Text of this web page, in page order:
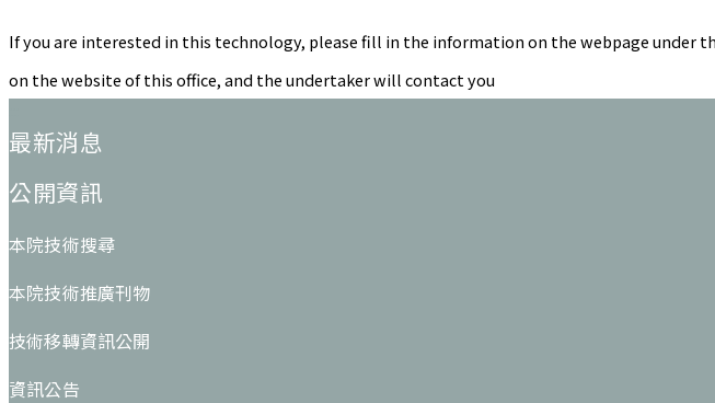
If you are interested in this technology, please fill in the information on the webpage under
on the website of this office, and the undertaker will contact you
最新消息
公開資訊
本院技術搜尋
本院技術推廣刊物
技術移轉資訊公開
資訊公告